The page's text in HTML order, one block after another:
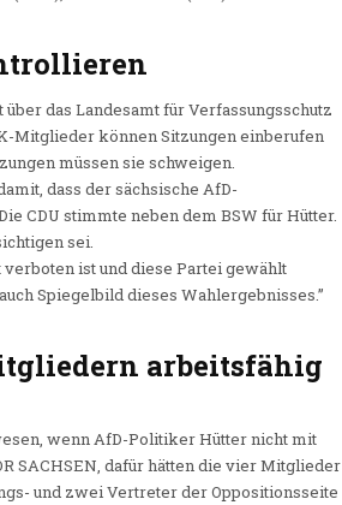
das Landesamt für Verfassungsschutz
Mitglieder können Sitzungen einberufen
müssen sie schweigen.
dass der sächsische AfD-
CDU stimmte neben dem BSW für Hütter.
sei.
ist und diese Partei gewählt
Spiegelbild dieses Wahlergebnisses.”
arbeitsfähig
wenn AfD-Politiker Hütter nicht mit
SACHSEN, dafür hätten die vier Mitglieder
und zwei Vertreter der Oppositionsseite